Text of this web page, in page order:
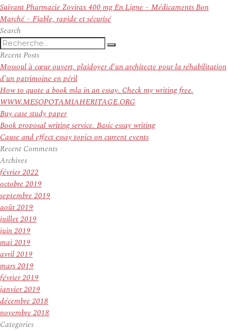
l’article
SuivantArticle
suivant :
Pharmacie Zovirax 400 mg En Ligne – Médicaments Bon
Marché – Fiable, rapide et sécurisé
Search
Recherche
pour
:
Recherche
Recent Posts
Mossoul à cœur ouvert, plaidoyer d’un architecte pour la réhabilitation
d’un patrimoine en péril
How to quote a book mla in an essay. Check my writing free.
WWW.MESOPOTAMIAHERITAGE.ORG
Buy case study paper
Book proposal writing service. Basic essay writing
Cause and effect essay topics on current events
Recent Comments
Archives
février 2022
octobre 2019
septembre 2019
août 2019
juillet 2019
juin 2019
mai 2019
avril 2019
mars 2019
février 2019
janvier 2019
décembre 2018
novembre 2018
Categories